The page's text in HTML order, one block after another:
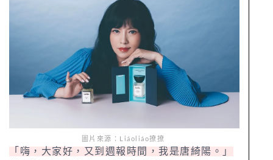
圖片來源：Liáoliáo撩撩
「嗨，大家好，又到週報時間，我是唐綺陽。」